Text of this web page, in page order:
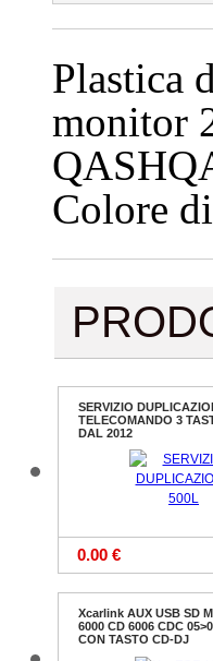
Plastica
monitor
Colore
SERVIZIO
TELECOMANDO 3
DAL 2012
0.00 €
Xcarlink AUX USB SD
6000 CD 6006 CDC
CON TASTO CD-DJ